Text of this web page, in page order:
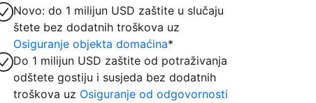
Novo: do 1 milijun USD zaštite u slučaju
štete bez dodatnih troškova uz
Osiguranje objekta domaćina*
Do 1 milijun USD zaštite od potraživanja
odštete gostiju i susjeda bez dodatnih
troškova uz Osiguranje od odgovornosti